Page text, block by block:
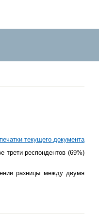
текущего документа
респондентов (69%)
разницы между двумя